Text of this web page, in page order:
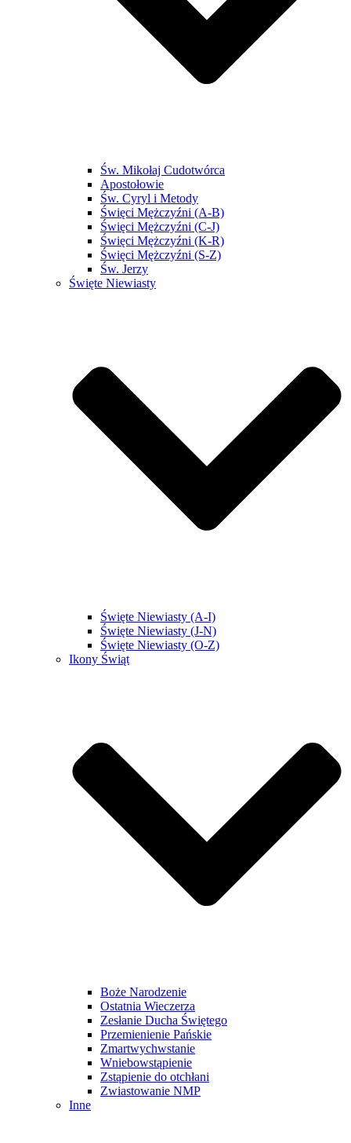
Św. Mikołaj Cudotwórca
Apostołowie
Św. Cyryl i Metody
Święci Mężczyźni (A-B)
Święci Mężczyźni (C-J)
Święci Mężczyźni (K-R)
Święci Mężczyźni (S-Z)
Św. Jerzy
Święte Niewiasty
Święte Niewiasty (A-I)
Święte Niewiasty (J-N)
Święte Niewiasty (O-Z)
Ikony Świąt
Boże Narodzenie
Ostatnia Wieczerza
Zesłanie Ducha Świętego
Przemienienie Pańskie
Zmartwychwstanie
Wniebowstąpienie
Zstąpienie do otchłani
Zwiastowanie NMP
Inne